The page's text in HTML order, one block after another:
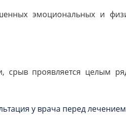
эмоциональных и
срыв проявляется целым